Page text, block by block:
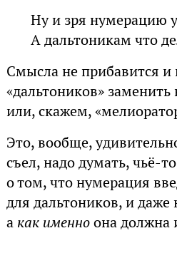
Ну и зря нумерацию
А дальтоникам что
Смысла не прибавится и
«дальтоников» заменить
или, скажем,
Это, вообще,
съел, надо думать, чьё-
о том, что нумерация
для дальтоников, и даже
а как именноона должна